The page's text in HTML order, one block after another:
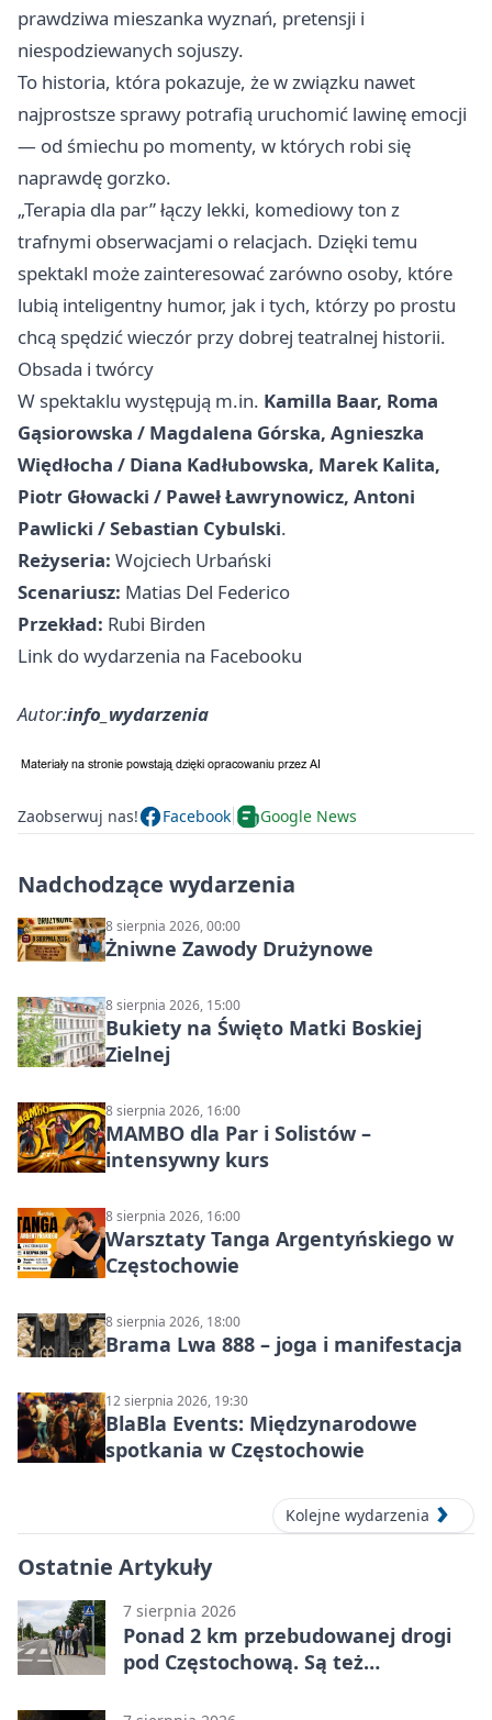
prawdziwa mieszanka wyznań, pretensji i
niespodziewanych sojuszy.
To historia, która pokazuje, że w związku nawet
najprostsze sprawy potrafią uruchomić lawinę emocji
— od śmiechu po momenty, w których robi się
naprawdę gorzko.
„Terapia dla par” łączy lekki, komediowy ton z
trafnymi obserwacjami o relacjach. Dzięki temu
spektakl może zainteresować zarówno osoby, które
lubią inteligentny humor, jak i tych, którzy po prostu
chcą spędzić wieczór przy dobrej teatralnej historii.
Obsada i twórcy
W spektaklu występują m.in. Kamilla Baar, Roma
Gąsiorowska / Magdalena Górska, Agnieszka
Więdłocha / Diana Kadłubowska, Marek Kalita,
Piotr Głowacki / Paweł Ławrynowicz, Antoni
Pawlicki / Sebastian Cybulski.
Reżyseria: Wojciech Urbański
Scenariusz: Matias Del Federico
Przekład: Rubi Birden
Link do wydarzenia na Facebooku
Autor:info_wydarzenia
Zaobserwuj nas! Facebook Google News
Nadchodzące wydarzenia
8 sierpnia 2026, 00:00
Żniwne Zawody Drużynowe
8 sierpnia 2026, 15:00
Bukiety na Święto Matki Boskiej
Zielnej
8 sierpnia 2026, 16:00
MAMBO dla Par i Solistów –
intensywny kurs
8 sierpnia 2026, 16:00
Warsztaty Tanga Argentyńskiego w
Częstochowie
8 sierpnia 2026, 18:00
Brama Lwa 888 – joga i manifestacja
12 sierpnia 2026, 19:30
BlaBla Events: Międzynarodowe
spotkania w Częstochowie
Kolejne wydarzenia
Ostatnie Artykuły
7 sierpnia 2026
Ponad 2 km przebudowanej drogi
pod Częstochową. Są też